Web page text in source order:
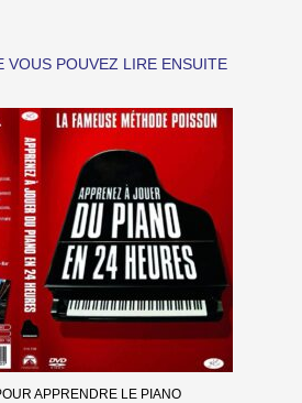
VOUS POUVEZ LIRE ENSUITE
APPRENDRE LE PIANO